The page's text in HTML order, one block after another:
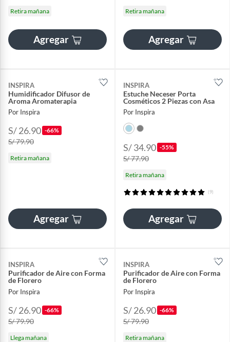
Retira mañana
Agregar
Retira mañana
Agregar
INSPIRA
Humidificador Difusor de
Aroma Aromaterapia
Por Inspira
S/ 26.90 -66%
S/ 79.90
Retira mañana
Agregar
INSPIRA
Estuche Neceser Porta
Cosméticos 2 Piezas con Asa
Por Inspira
S/ 34.90 -55%
S/ 77.90
Retira mañana
(9)
Agregar
INSPIRA
Purificador de Aire con Forma
de Florero
Por Inspira
S/ 26.90 -66%
S/ 79.90
Llega mañana
INSPIRA
Purificador de Aire con Forma
de Florero
Por Inspira
S/ 26.90 -66%
S/ 79.90
Retira mañana